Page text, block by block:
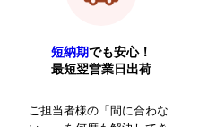
短納期でも安心！
最短翌営業日出荷
ご担当者様の「間に合わな